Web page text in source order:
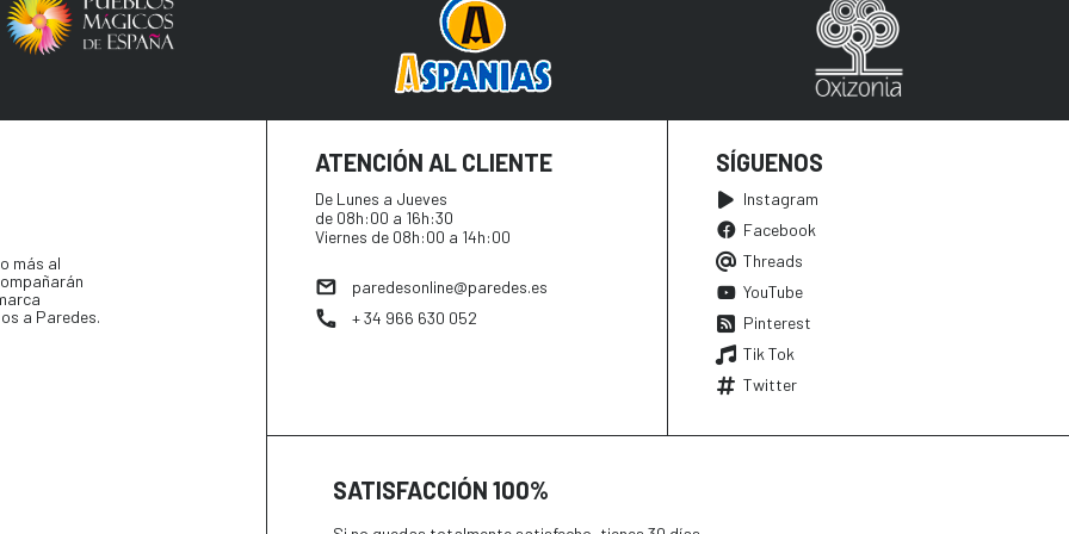
más al
a Paredes.
ATENCIÓN AL CLIENTE
De Lunes a Jueves
de 08h:00 a 16h:30
Viernes de 08h:00 a 14h:00
paredesonline@paredes.es
+ 34 966 630 052
SÍGUENOS
Instagram
Facebook
Threads
YouTube
Pinterest
Tik Tok
Twitter
SATISFACCIÓN 100%